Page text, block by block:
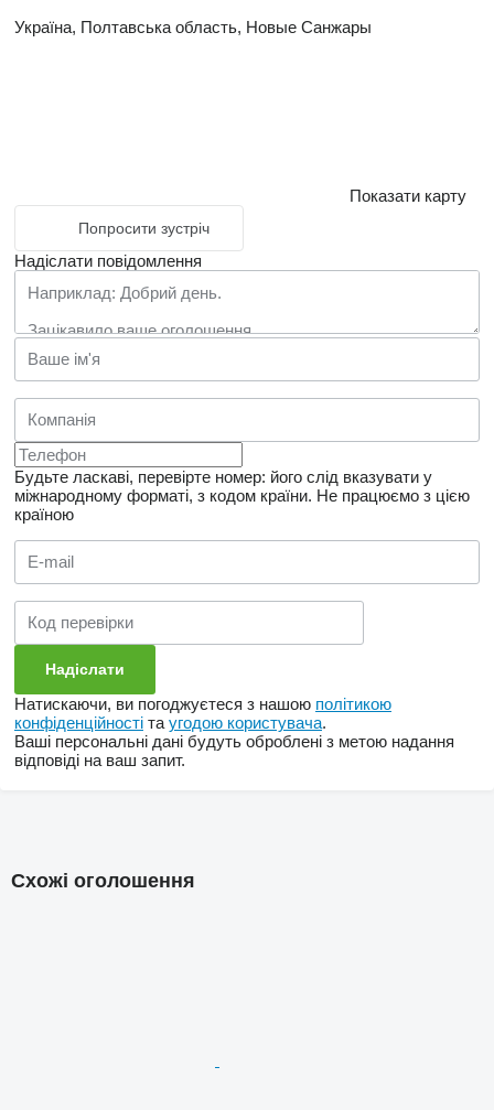
Україна, Полтавська область, Новые Санжары
Показати карту
Попросити зустріч
Надіслати повідомлення
Будьте ласкаві, перевірте номер: його слід вказувати у
міжнародному форматі, з кодом країни. Не працюємо з цією
країною
Натискаючи, ви погоджуєтеся з нашою політикою
конфіденційності та угодою користувача.
Ваші персональні дані будуть оброблені з метою надання
відповіді на ваш запит.
Схожі оголошення